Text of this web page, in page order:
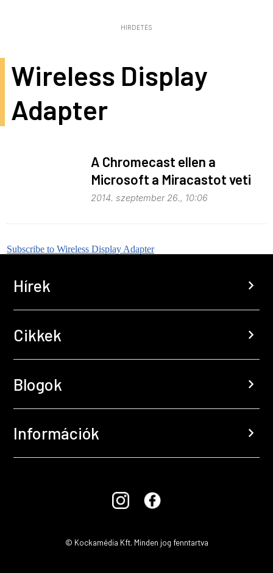
HIRDETÉS
Wireless Display
Adapter
A Chromecast ellen a
Microsoft a Miracastot veti
be
2014. szeptember 26., 10:06
Subscribe to Wireless Display Adapter
Hírek chevron_right
Cikkek chevron_right
Blogok chevron_right
Információk chevron_right
© Kockamédia Kft. Minden jog fenntartva